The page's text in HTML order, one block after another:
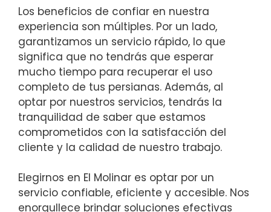
Los beneficios de confiar en nuestra
experiencia son múltiples. Por un lado,
garantizamos un servicio rápido, lo que
significa que no tendrás que esperar
mucho tiempo para recuperar el uso
completo de tus persianas. Además, al
optar por nuestros servicios, tendrás la
tranquilidad de saber que estamos
comprometidos con la satisfacción del
cliente y la calidad de nuestro trabajo.
Elegirnos en El Molinar es optar por un
servicio confiable, eficiente y accesible. Nos
enorgullece brindar soluciones efectivas